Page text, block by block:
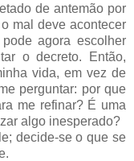
de antemão por
mal deve acontecer
agora escolher
o decreto. Então,
vida, em vez de
perguntar: por que
me refinar? É uma
algo inesperado?
decide-se o que se